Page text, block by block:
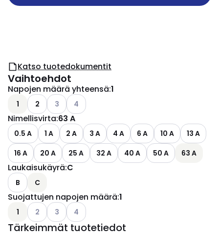
Katso tuotedokumentit
Vaihtoehdot
Napojen määrä yhteensä:1
1 2 Katso käytettävissä olevat vaihtoehdot
3 Katso käytettävissä olevat vaihtoehdot
4
Nimellisvirta:63 A
0.5 A 1 A 2 A 3 A 4 A 6 A 10 A
13 A
16 A
20 A 25 A 32 A 40 A 50 A 63 A
Laukaisukäyrä:C
B C
Suojattujen napojen määrä:1
1 Katso käytettävissä olevat vaihtoehdot
2 Katso käytettävissä olevat vaihtoehdot
3 Katso käytettävissä olevat vaihtoehdot
4
Tärkeimmät tuotetiedot